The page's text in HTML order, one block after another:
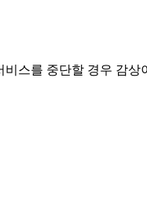
스를 중단할 경우 감상